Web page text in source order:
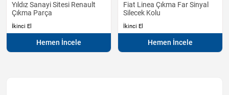
Yıldız Sanayi Sitesi Renault
Çıkma Parça
İkinci El
Hemen İncele
Fiat Linea Çıkma Far Sinyal
Silecek Kolu
İkinci El
Hemen İncele